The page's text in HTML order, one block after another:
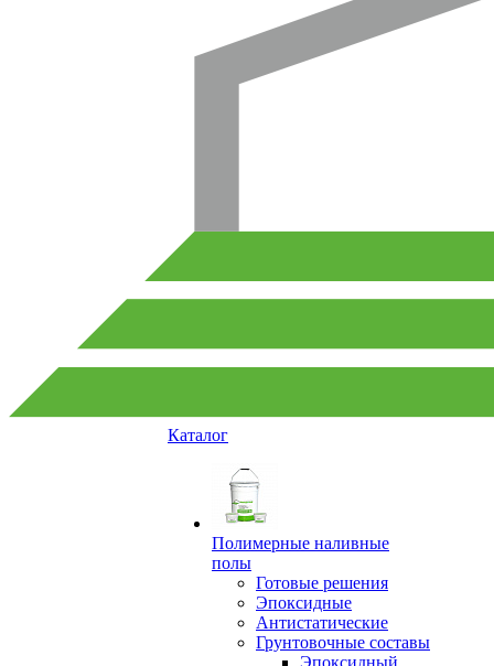
Каталог
Полимерные наливные
полы
Готовые решения
Эпоксидные
Антистатические
Грунтовочные составы
Эпоксидный